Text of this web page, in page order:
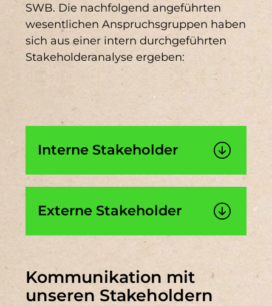
SWB. Die nachfolgend angeführten
wesentlichen Anspruchsgruppen haben
sich aus einer intern durchgeführten
Stakeholderanalyse ergeben:
Interne Stakeholder
Externe Stakeholder
Kommunikation mit
unseren Stakeholdern
DNK 19 (1) DNK 4 (1)
GRI SRS 419-1 (1)
GRI SRS-102-14 (1)
GRI SRS-205-3 (1)
Ergebnisse